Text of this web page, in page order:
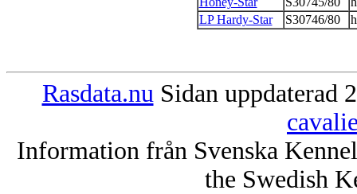
LP Hardy-Star
S30746/80
Rasdata.nu Sidan uppdaterad
Information från Svenska
the Swedish